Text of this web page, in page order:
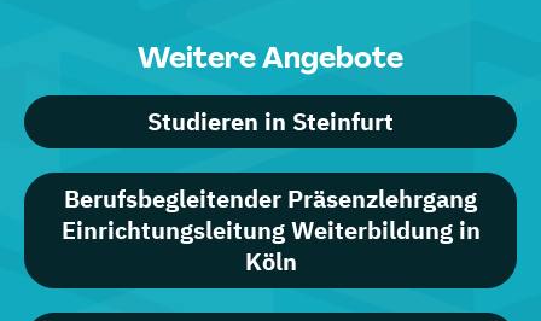
Weitere Angebote
Studieren in Steinfurt
Berufsbegleitender Präsenzlehrgang
Einrichtungsleitung Weiterbildung in
Köln